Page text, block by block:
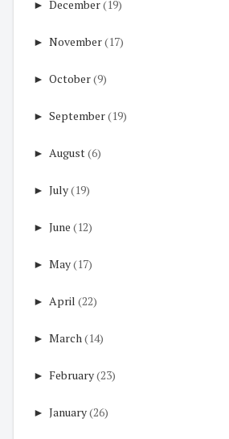
► December(19)
► November(17)
► October(9)
► September(19)
► August(6)
► July(19)
► June (12)
► May(17)
► April (22)
► March (14)
► February(23)
► January(26)